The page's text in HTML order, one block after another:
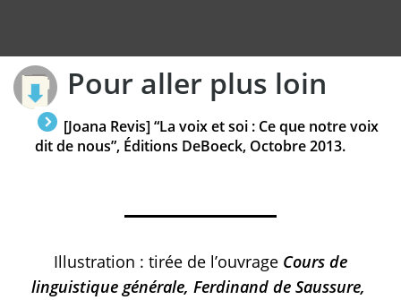
Pour aller plus loin
[Joana Revis] “La voix et soi : Ce que notre voix
dit de nous”, Éditions DeBoeck, Octobre 2013.
Illustration : tirée de l’ouvrage Cours de
linguistique générale, Ferdinand de Saussure,